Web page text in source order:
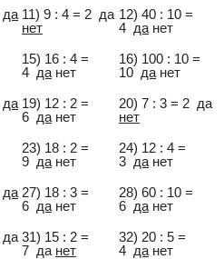
да 11) 9 : 4 = 2 да
нет
12) 40 : 10 =
4 данет
15) 16 : 4 =
4 данет
16) 100 : 10 =
10 данет
да 19) 12 : 2 =
6 данет
20) 7 : 3 = 2 да
нет
23) 18 : 2 =
9 данет
24) 12 : 4 =
3 данет
да 27) 18 : 3 =
6 данет
28) 60 : 10 =
6 данет
да 31) 15 : 2 =
7 да нет
32) 20 : 5 =
4 данет